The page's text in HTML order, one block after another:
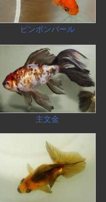
ピンポンパール
主文金